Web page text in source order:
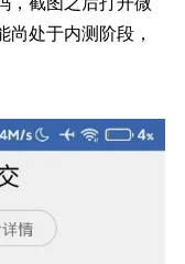
处于内测阶段，